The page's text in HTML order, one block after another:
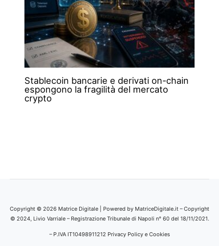
Stablecoin bancarie e derivati on-chain
espongono la fragilità del mercato
crypto
Copyright © 2026 Matrice Digitale | Powered by MatriceDigitale.it – Copyright
© 2024, Livio Varriale – Registrazione Tribunale di Napoli n° 60 del 18/11/2021.
– P.IVA IT10498911212 Privacy Policy e Cookies